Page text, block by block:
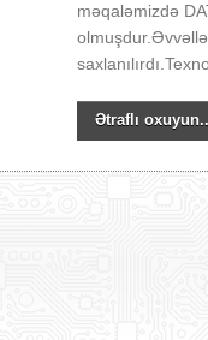
məqaləmizdə
Ətraflı